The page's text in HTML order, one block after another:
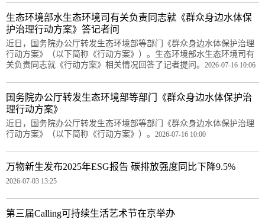
生态环境部水生态环境司有关负责同志就《群众身边水体保
护治理行动方案》答记者问
近日，国务院办公厅转发生态环境部等部门《群众身边水体保护治理
行动方案》（以下简称《行动方案》）。生态环境部水生态环境司有
关负责同志就《行动方案》相关情况回答了记者提问。 2026-07-16 10:06
国务院办公厅转发生态环境部等部门《群众身边水体保护治
理行动方案》
近日，国务院办公厅转发生态环境部等部门《群众身边水体保护治理
行动方案》（以下简称《行动方案》）。 2026-07-16 10:00
万物新生发布2025年ESG报告 碳排放强度同比下降9.5%
2026-07-03 13:25
第三届Calling可持续生活艺术节在京举办